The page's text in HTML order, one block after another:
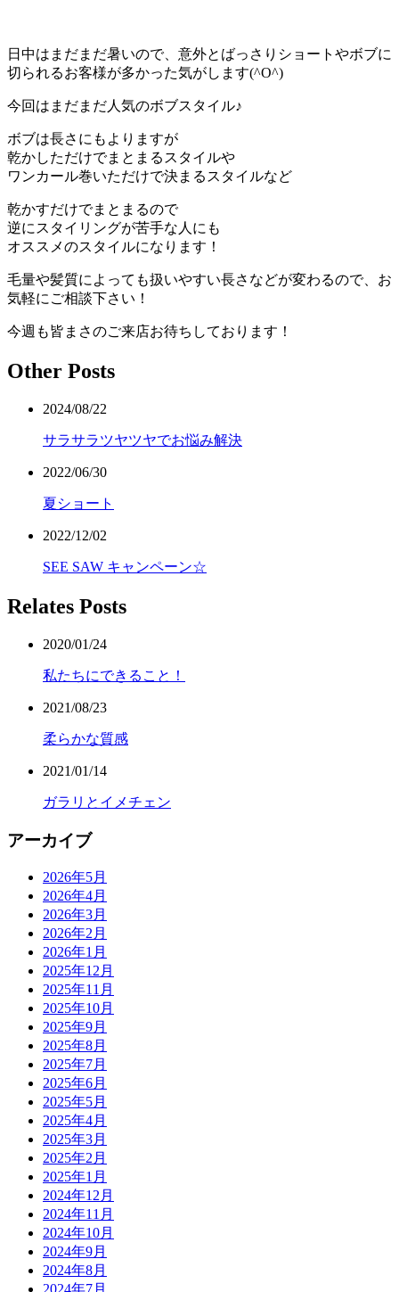
日中はまだまだ暑いので、意外とばっさりショートやボブに
切られるお客様が多かった気がします(^O^)
今回はまだまだ人気のボブスタイル♪
ボブは長さにもよりますが
乾かしただけでまとまるスタイルや
ワンカール巻いただけで決まるスタイルなど
乾かすだけでまとまるので
逆にスタイリングが苦手な人にも
オススメのスタイルになります！
毛量や髪質によっても扱いやすい長さなどが変わるので、お
気軽にご相談下さい！
今週も皆まさのご来店お待ちしております！
Other Posts
2024/08/22
サラサラツヤツヤでお悩み解決
2022/06/30
夏ショート
2022/12/02
SEE SAW キャンペーン☆
Relates Posts
2020/01/24
私たちにできること！
2021/08/23
柔らかな質感
2021/01/14
ガラリとイメチェン
アーカイブ
2026年5月
2026年4月
2026年3月
2026年2月
2026年1月
2025年12月
2025年11月
2025年10月
2025年9月
2025年8月
2025年7月
2025年6月
2025年5月
2025年4月
2025年3月
2025年2月
2025年1月
2024年12月
2024年11月
2024年10月
2024年9月
2024年8月